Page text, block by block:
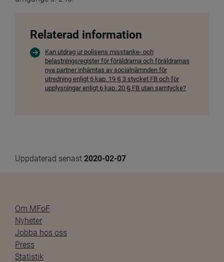
Relaterad information
Kan utdrag ur polisens misstanke- och
belastningsregister för föräldrarna och föräldrarnas
nya partner inhämtas av socialnämnden för
utredning enligt 6 kap. 19 § 3 stycket FB och för
upplysningar enligt 6 kap. 20 § FB utan samtycke?
Uppdaterad senast 2020-02-07
Om MFoF
Nyheter
Jobba hos oss
Press
Statistik